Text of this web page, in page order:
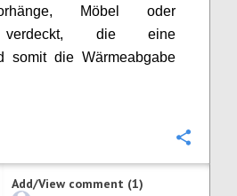
Möbel oder
verdeckt, die eine
somit die Wärmeabgabe
Add/View comment (1)